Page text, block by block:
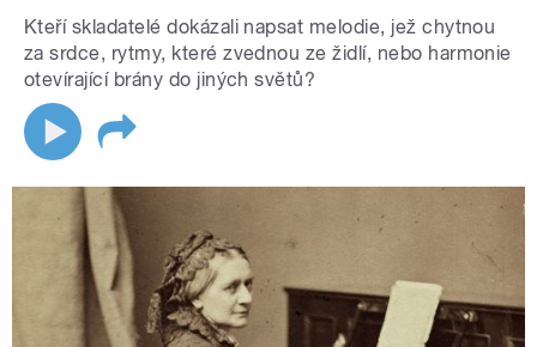
Kteří skladatelé dokázali napsat melodie, jež chytnou
za srdce, rytmy, které zvednou ze židlí, nebo harmonie
otevírající brány do jiných světů?